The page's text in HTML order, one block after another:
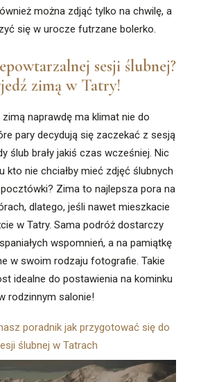
można zdjąć tylko na chwilę, a
się w urocze futrzane bolerko.
sesji ślubnej?
zimą w Tatry!
zimą naprawdę ma klimat nie do
pary decydują się zaczekać z sesją
ślub brały jakiś czas wcześniej. Nic
kto nie chciałby mieć zdjęć ślubnych
Zima to najlepsza pora na
dlatego, jeśli nawet mieszkacie
w Tatry. Sama podróż dostarczy
wspomnień, a na pamiątkę
w swoim rodzaju fotografie. Takie
idealne do postawienia na kominku
rodzinnym salonie!
poradnik jak przygotować się do
ślubnej w Tatrach